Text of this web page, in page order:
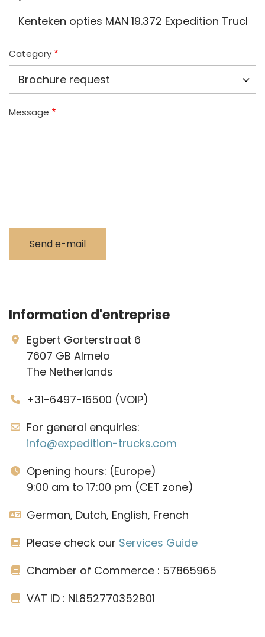
Category
Message
Information d'entreprise
Egbert Gorterstraat 6
7607 GB Almelo
The Netherlands
+31-6497-16500 (VOIP)
For general enquiries:
info@expedition-trucks.com
Opening hours: (Europe)
9:00 am to 17:00 pm (CET zone)
German, Dutch, English, French
Please check our Services Guide
Chamber of Commerce : 57865965
VAT ID : NL852770352B01